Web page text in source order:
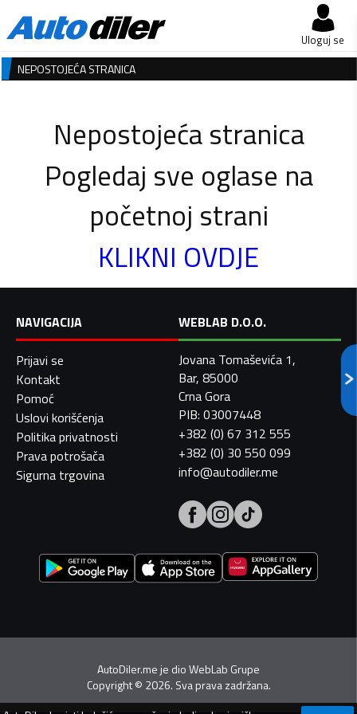
Uloguj se
NEPOSTOJEĆA STRANICA
Nepostojeća stranica
Pogledaj sve oglase na
početnoj strani
KLIKNI OVDJE
NAVIGACIJA
Prijavi se
Kontakt
Pomoć
Uslovi korišćenja
Politika privatnosti
Prava potrošača
Sigurna trgovina
WEBLAB D.O.O.
Jovana Tomaševića 1,
Bar, 85000
Crna Gora
PIB: 03007448
+382 (0) 67 312 555
+382 (0) 30 550 099
info@autodiler.me
AutoDiler.me je dioWebLab Grupe
Copyright© 2026. Sva prava zadržana.